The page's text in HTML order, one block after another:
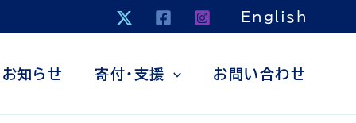
English
お知らせ 寄付・支援 お問い合わせ